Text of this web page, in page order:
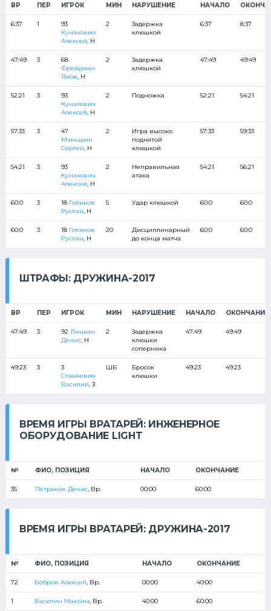
ВР ПЕР ИГРОК МИН НАРУШЕНИЕ НАЧАЛО
6:37 1
93
Кунахович
Алексей , Н
2
Задержка
клюшкой
6:37 8:37
47:49 3
68
Фрейдман
Яков , Н
2
Задержка
клюшкой
47:49 49:49
52:21 3
93
Кунахович
Алексей , Н
2 Подножка 52:21 54:21
57:33 3
47
Маньшин
Сергей , Н
2
Игра высоко
поднятой
клюшкой
57:33 59:33
54:21 3
93
Кунахович
Алексей , Н
2
Неправильная
атака
54:21 56:21
60:0 3 18 Голиков
Руслан , Н
5 Удар клюшкой 60:0 60:0
60:0 3 18 Голиков
Руслан , Н
20
Дисциплинарный
до конца матча
60:0 60:0
ШТРАФЫ: ДРУЖИНА-2017
ВР ПЕР ИГРОК МИН НАРУШЕНИЕ НАЧАЛО ОКОНЧАНИЕ
47:49 3 92 Лицкан
Денис, Н
2
Задержка
клюшки
соперника
47:49 49:49
49:23 3
3
Станкевич
Василий , З
ШБ
Бросок
клюшки
49:23 49:23
ВРЕМЯ ИГРЫ ВРАТАРЕЙ: ИНЖЕНЕРНОЕ
ОБОРУДОВАНИЕ LIGHT
№ ФИО, ПОЗИЦИЯ НАЧАЛО ОКОНЧАНИЕ
35 Петраков Денис, Вр. 00:00 60:00
ВРЕМЯ ИГРЫ ВРАТАРЕЙ: ДРУЖИНА-2017
№ ФИО, ПОЗИЦИЯ НАЧАЛО ОКОНЧАНИЕ
72 Бобров Алексей , Вр. 00:00 40:00
1 Васютин Максим , Вр. 40:00 60:00